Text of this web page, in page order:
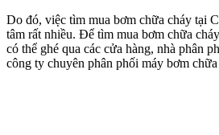
Do đó, việc tìm mua bơm chữa cháy tại
tâm rất nhiều. Để tìm mua bơm chữa
có thể ghé qua các cửa hàng, nhà phân
công ty chuyên phân phối máy bơm